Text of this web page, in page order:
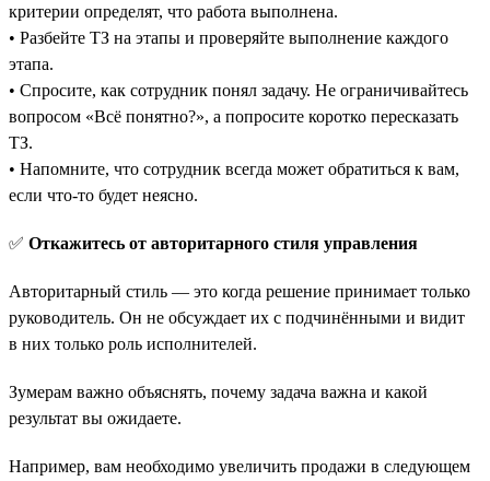
критерии определят, что работа выполнена.
• Разбейте ТЗ на этапы и проверяйте выполнение каждого
этапа.
• Спросите, как сотрудник понял задачу. Не ограничивайтесь
вопросом «‎Всё понятно?», а попросите коротко пересказать
ТЗ.
• Напомните, что сотрудник всегда может обратиться к вам,
если что-то будет неясно.
✅ Откажитесь от авторитарного стиля управления
Авторитарный стиль — это когда решение принимает только
руководитель. Он не обсуждает их с подчинёнными и видит
в них только роль исполнителей.
Зумерам важно объяснять, почему задача важна и какой
результат вы ожидаете.
Например, вам необходимо увеличить продажи в следующем